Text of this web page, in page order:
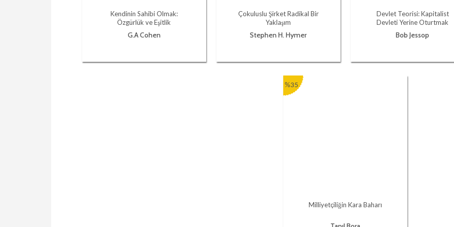
Kendinin Sahibi Olmak:
Özgürlük ve Eşitlik
G.A Cohen
Çokuluslu Şirket Radikal Bir
Yaklaşım
Stephen H. Hymer
Devlet Teorisi: Kapitalist
Devleti Yerine Oturtmak
Bob Jessop
%35
Milliyetçiliğin Kara Baharı